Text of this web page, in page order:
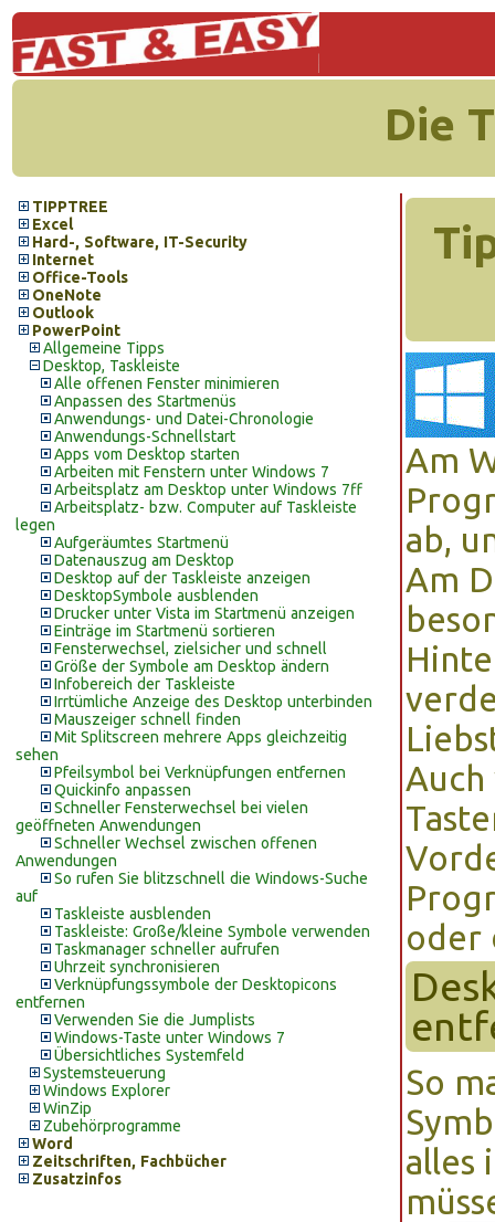
Die
TIPPTREE
Excel
Hard-, Software, IT-Security
Internet
Office-Tools
OneNote
Outlook
PowerPoint
Allgemeine Tipps
Desktop, Taskleiste
Alle offenen Fenster minimieren
Anpassen des Startmenüs
Anwendungs- und Datei-Chronologie
Anwendungs-Schnellstart
Apps vom Desktop starten
Arbeiten mit Fenstern unter Windows 7
Arbeitsplatz am Desktop unter Windows 7ff
Arbeitsplatz- bzw. Computer auf Taskleiste
legen
Aufgeräumtes Startmenü
Datenauszug am Desktop
Desktop auf der Taskleiste anzeigen
DesktopSymbole ausblenden
Drucker unter Vista im Startmenü anzeigen
Einträge im Startmenü sortieren
Fensterwechsel, zielsicher und schnell
Größe der Symbole am Desktop ändern
Infobereich der Taskleiste
Irrtümliche Anzeige des Desktop unterbinden
Mauszeiger schnell finden
Mit Splitscreen mehrere Apps gleichzeitig
sehen
Pfeilsymbol bei Verknüpfungen entfernen
Quickinfo anpassen
Schneller Fensterwechsel bei vielen
geöffneten Anwendungen
Schneller Wechsel zwischen offenen
Anwendungen
So rufen Sie blitzschnell die Windows-Suche
auf
Taskleiste ausblenden
Taskleiste: Große/kleine Symbole verwenden
Taskmanager schneller aufrufen
Uhrzeit synchronisieren
Verknüpfungssymbole der Desktopicons
entfernen
Verwenden Sie die Jumplists
Windows-Taste unter Windows 7
Übersichtliches Systemfeld
Systemsteuerung
Windows Explorer
WinZip
Zubehörprogramme
Word
Zeitschriften, Fachbücher
Zusatzinfos
Am
ab,
Am
oder
So
alles